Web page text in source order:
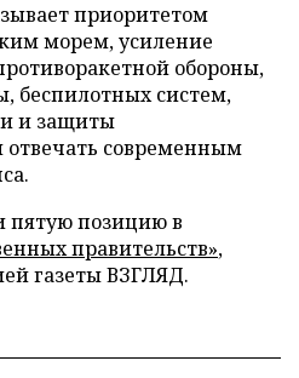
приоритетом
морем, усиление
обороны,
беспилотных систем,
и защиты
современным
пятую позицию в
правительств»,
газеты ВЗГЛЯД.